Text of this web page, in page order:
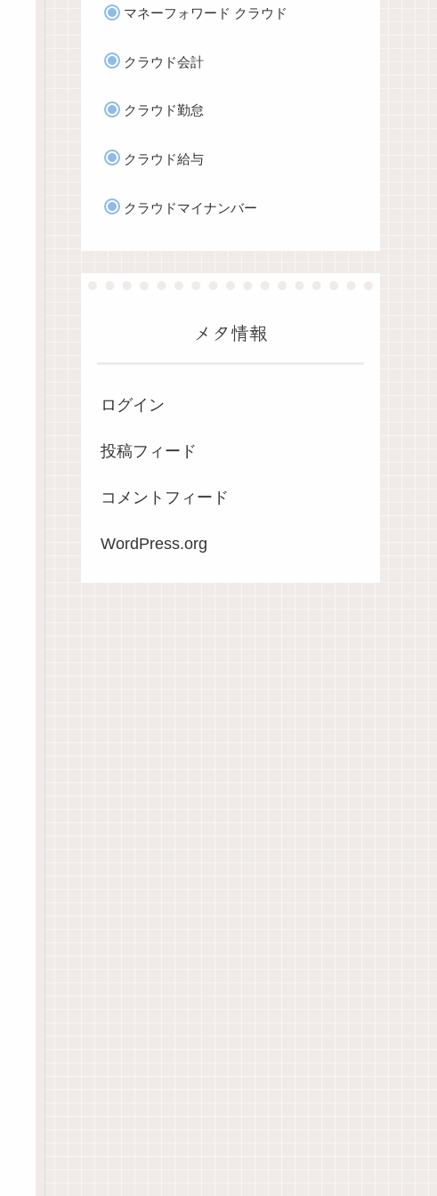
マネーフォワード クラウド
クラウド会計
クラウド勤怠
クラウド給与
クラウドマイナンバー
メタ情報
ログイン
投稿フィード
コメントフィード
WordPress.org